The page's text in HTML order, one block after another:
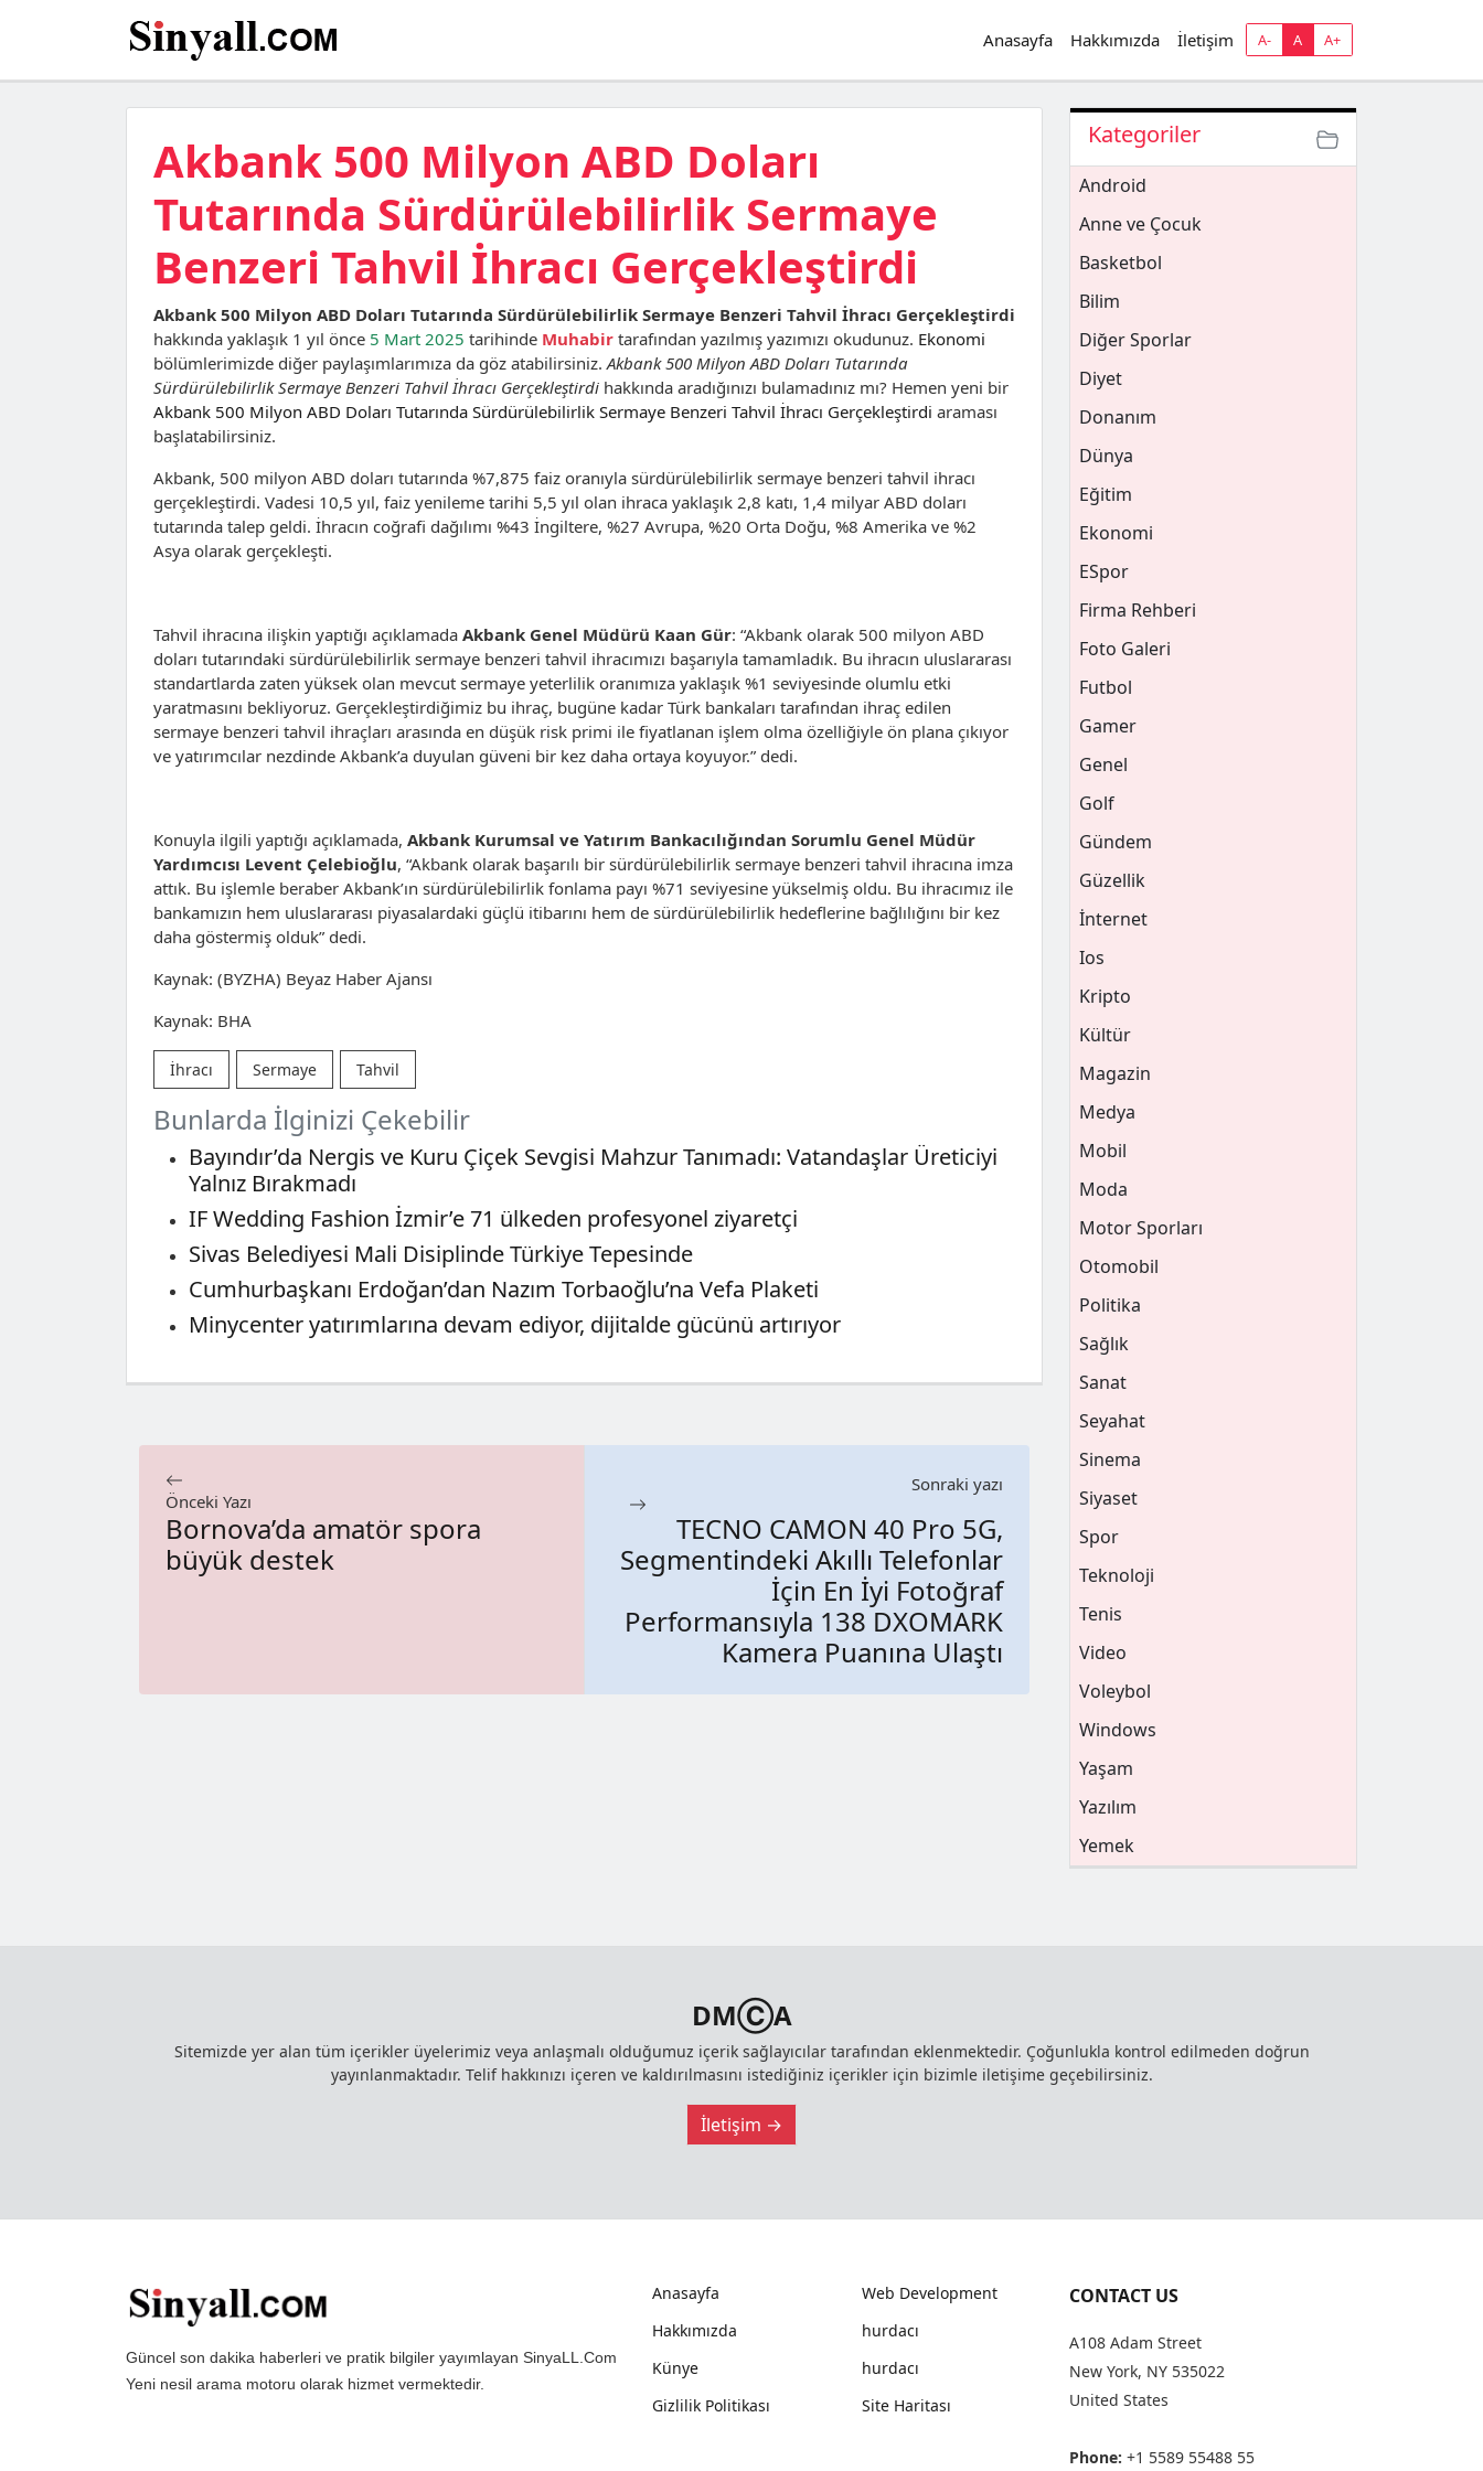
Anasayfa Hakkımızda İletişim A- A A+
Akbank 500 Milyon ABD Doları
Tutarında Sürdürülebilirlik Sermaye
Benzeri Tahvil İhracı Gerçekleştirdi
Akbank 500 Milyon ABD Doları Tutarında Sürdürülebilirlik Sermaye Benzeri Tahvil İhracı Gerçekleştirdi
hakkında yaklaşık 1 yıl önce 5 Mart 2025 tarihinde Muhabir tarafından yazılmış yazımızı okudunuz. Ekonomi
bölümlerimizde diğer paylaşımlarımıza da göz atabilirsiniz.Akbank 500 Milyon ABD Doları Tutarında
Sürdürülebilirlik Sermaye Benzeri Tahvil İhracı Gerçekleştirdi hakkında aradığınızı bulamadınız mı? Hemen yeni bir
Akbank 500 Milyon ABD Doları Tutarında Sürdürülebilirlik Sermaye Benzeri Tahvil İhracı Gerçekleştirdi araması
başlatabilirsiniz.
Akbank, 500 milyon ABD doları tutarında %7,875 faiz oranıyla sürdürülebilirlik sermaye benzeri tahvil ihracı
gerçekleştirdi. Vadesi 10,5 yıl, faiz yenileme tarihi 5,5 yıl olan ihraca yaklaşık 2,8 katı, 1,4 milyar ABD doları
tutarında talep geldi. İhracın coğrafi dağılımı %43 İngiltere, %27 Avrupa, %20 Orta Doğu, %8 Amerika ve %2
Asya olarak gerçekleşti.
Tahvil ihracına ilişkin yaptığı açıklamada Akbank Genel Müdürü Kaan Gür: “Akbank olarak 500 milyon ABD
doları tutarındaki sürdürülebilirlik sermaye benzeri tahvil ihracımızı başarıyla tamamladık. Bu ihracın uluslararası
standartlarda zaten yüksek olan mevcut sermaye yeterlilik oranımıza yaklaşık %1 seviyesinde olumlu etki
yaratmasını bekliyoruz. Gerçekleştirdiğimiz bu ihraç, bugüne kadar Türk bankaları tarafından ihraç edilen
sermaye benzeri tahvil ihraçları arasında en düşük risk primi ile fiyatlanan işlem olma özelliğiyle ön plana çıkıyor
ve yatırımcılar nezdinde Akbank’a duyulan güveni bir kez daha ortaya koyuyor.” dedi.
Konuyla ilgili yaptığı açıklamada, Akbank Kurumsal ve Yatırım Bankacılığından Sorumlu Genel Müdür
Yardımcısı Levent Çelebioğlu, “Akbank olarak başarılı bir sürdürülebilirlik sermaye benzeri tahvil ihracına imza
attık. Bu işlemle beraber Akbank’ın sürdürülebilirlik fonlama payı %71 seviyesine yükselmiş oldu. Bu ihracımız ile
bankamızın hem uluslararası piyasalardaki güçlü itibarını hem de sürdürülebilirlik hedeflerine bağlılığını bir kez
daha göstermiş olduk” dedi.
Kaynak: (BYZHA) Beyaz Haber Ajansı
Kaynak: BHA
İhracı Sermaye Tahvil
Bunlarda İlginizi Çekebilir
Bayındır’da Nergis ve Kuru Çiçek Sevgisi Mahzur Tanımadı: Vatandaşlar Üreticiyi
Yalnız Bırakmadı
IF Wedding Fashion İzmir’e 71 ülkeden profesyonel ziyaretçi
Sivas Belediyesi Mali Disiplinde Türkiye Tepesinde
Cumhurbaşkanı Erdoğan’dan Nazım Torbaoğlu’na Vefa Plaketi
Minycenter yatırımlarına devam ediyor, dijitalde gücünü artırıyor
Önceki Yazı
Bornova’da amatör spora
büyük destek
Sonraki yazı
TECNO CAMON 40 Pro 5G,
Segmentindeki Akıllı Telefonlar
İçin En İyi Fotoğraf
Performansıyla 138 DXOMARK
Kamera Puanına Ulaştı
Kategoriler
Android
Anne ve Çocuk
Basketbol
Bilim
Diğer Sporlar
Diyet
Donanım
Dünya
Eğitim
Ekonomi
ESpor
Firma Rehberi
Foto Galeri
Futbol
Gamer
Genel
Golf
Gündem
Güzellik
İnternet
Ios
Kripto
Kültür
Magazin
Medya
Mobil
Moda
Motor Sporları
Otomobil
Politika
Sağlık
Sanat
Seyahat
Sinema
Siyaset
Spor
Teknoloji
Tenis
Video
Voleybol
Windows
Yaşam
Yazılım
Yemek
DMⒸA
Sitemizde yer alan tüm içerikler üyelerimiz veya anlaşmalı olduğumuz içerik sağlayıcılar tarafından eklenmektedir. Çoğunlukla kontrol edilmeden doğrun
yayınlanmaktadır. Telif hakkınızı içeren ve kaldırılmasını istediğiniz içerikler için bizimle iletişime geçebilirsiniz.
İletişim →
Güncel son dakika haberleri ve pratik bilgiler yayımlayan SinyaLL.Com
Yeni nesil arama motoru olarak hizmet vermektedir.
Anasayfa
Hakkımızda
Künye
Gizlilik Politikası
Web Development
hurdacı
hurdacı
Site Haritası
CONTACT US
A108 Adam Street
New York, NY 535022
United States
Phone: +1 5589 55488 55